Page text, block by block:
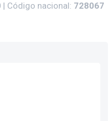
| Código nacional: 728067